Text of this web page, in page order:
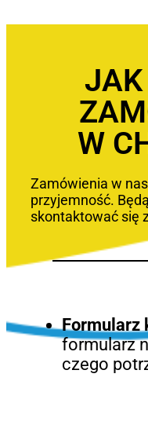
JAK
W
Zamówienia w
przyjemność.
skontaktować się
Formularz
formularz
czego